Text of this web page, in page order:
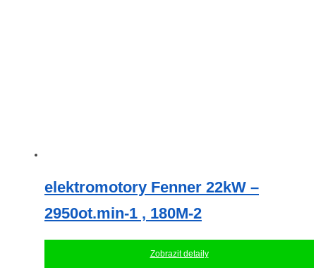
elektromotory Fenner 22kW –
2950ot.min-1 , 180M-2
Zobrazit detaily